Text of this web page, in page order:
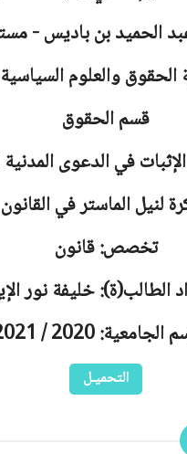
الحميد بن باديس -
الحقوق والعلوم السياسية
قسم الحقوق
في الدعوى المدنية
لنيل الماستر في القانون
تخصص: قانون
الطالب(ة): خليفة نور
2020 / 2021
التحميـل